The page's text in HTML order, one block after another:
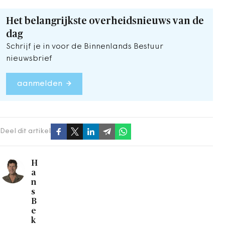
Het belangrijkste overheidsnieuws van de
dag
Schrijf je in voor de Binnenlands Bestuur
nieuwsbrief
aanmelden
Deel dit artikel
H
a
n
s
B
e
k